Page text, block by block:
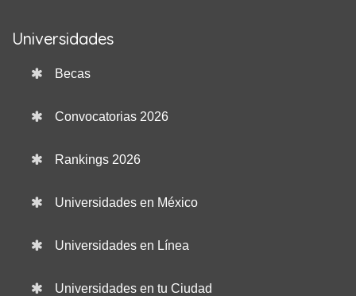
Universidades
Becas
Convocatorias 2026
Rankings 2026
Universidades en México
Universidades en Línea
Universidades en tu Ciudad